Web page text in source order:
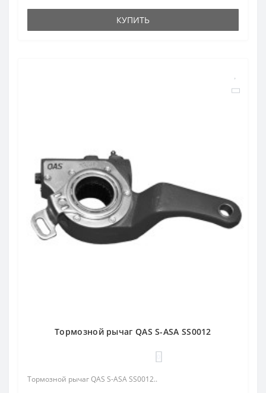
КУПИТЬ
Тормозной рычаг QAS S-ASA SS0012
Тормозной рычаг QAS S-ASA SS0012..